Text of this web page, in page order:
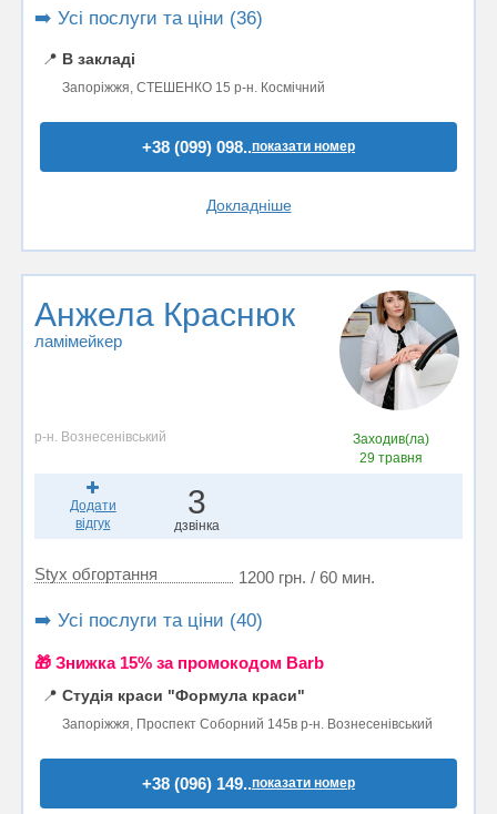
➡️ Усі послуги та ціни (36)
📍 В закладі
Запоріжжя, СТЕШЕНКО 15 р-н. Космічний
+38 (099) 098..показати номер
Докладніше
Анжела Краснюк
ламімейкер
р-н. Вознесенівський
Заходив(ла)
29 травня
Додати
відгук
3
дзвінка
Styx обгортання 1200 грн. / 60 мин.
➡️ Усі послуги та ціни (40)
🎁 Знижка 15% за промокодом Barb
📍 Студія краси "Формула краси"
Запоріжжя, Проспект Соборний 145в р-н. Вознесенівський
+38 (096) 149..показати номер